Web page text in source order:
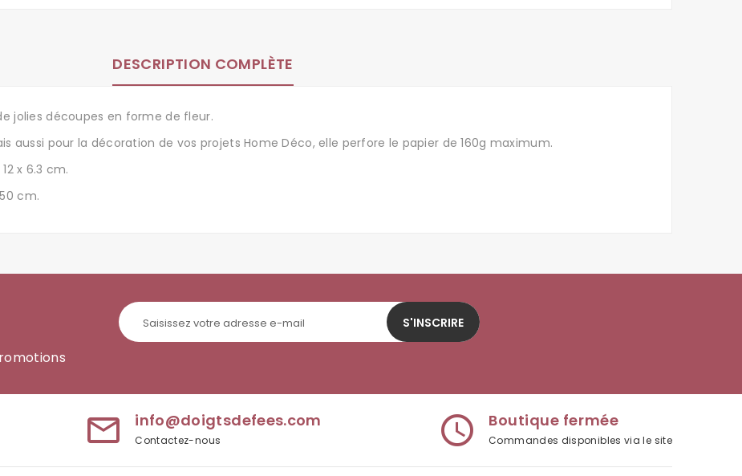
DESCRIPTION COMPLÈTE
jolies découpes en forme de fleur.
aussi pour la décoration de vos projets Home Déco, elle perfore le papier de 160g maximum.
x 6.3 cm.
cm.
S'INSCRIRE
mail_outline info@doigtsdefees.com
Contactez-nous access_time Boutique fermée
Commandes disponibles via le site